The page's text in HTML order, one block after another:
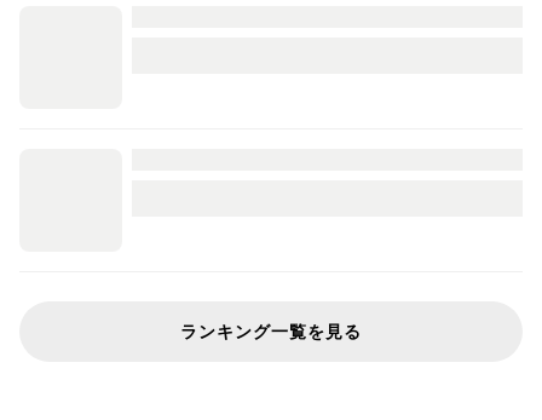
ランキング一覧を見る